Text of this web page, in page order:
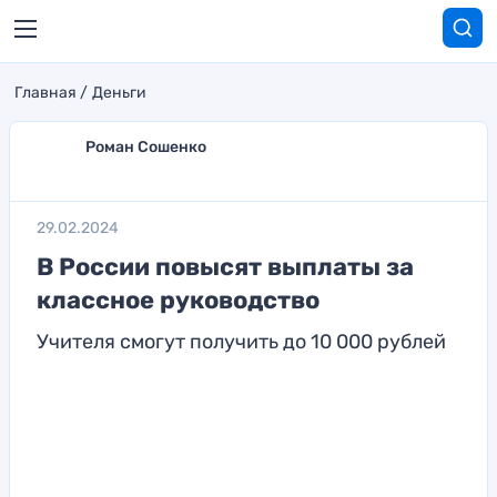
Главная Деньги
Роман Сошенко
29.02.2024
В России повысят выплаты за
классное руководство
Учителя смогут получить до 10 000 рублей